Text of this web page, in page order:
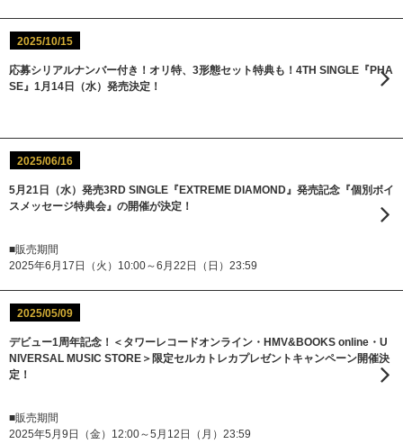
2025/10/15
応募シリアルナンバー付き！オリ特、3形態セット特典も！4TH SINGLE『PHA
SE』1月14日（水）発売決定！
2025/06/16
5月21日（水）発売3RD SINGLE『EXTREME DIAMOND』発売記念『個別ボイ
スメッセージ特典会』の開催が決定！
■販売期間
2025年6月17日（火）10:00～6月22日（日）23:59
2025/05/09
デビュー1周年記念！＜タワーレコードオンライン・HMV&BOOKS online・U
NIVERSAL MUSIC STORE＞限定セルカトレカプレゼントキャンペーン開催決
定！
■販売期間
2025年5月9日（金）12:00～5月12日（月）23:59